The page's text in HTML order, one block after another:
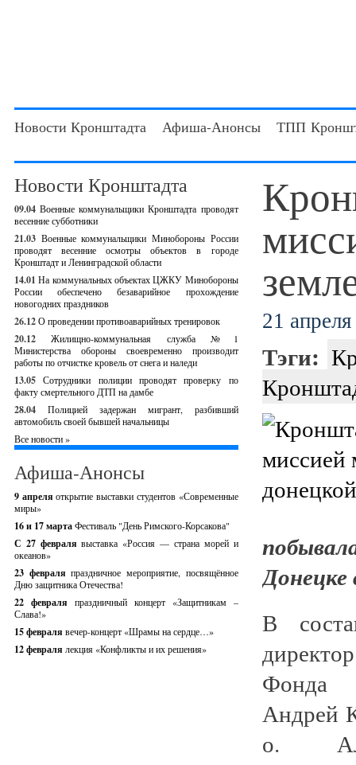
Новости Кронштадта Афиша-Анонсы ТПП
Новости Кронштадта
09.04 Военные коммунальщики Кронштадта проводят
весенние субботники
21.03 Военные коммунальщики Минобороны России
проводят весенние осмотры объектов в городе
Кронштадт и Ленинградской области
14.01 На коммунальных объектах ЦЖКУ Минобороны
России обеспечено безаварийное прохождение
новогодних праздников
26.12О проведении противоаварийных тренировок
20.12
Жилищно-коммунальная служба №1
Министерства обороны своевременно производит
работы по отчистке кровель от снега и наледи
13.05 Сотрудники полиции проводят проверку по
факту смертельного ДТП на дамбе
28.04
Полицией задержан мигрант, разбивший
автомобиль своей бывшей начальницы
Все новости »
Афиша-Анонсы
9 апреляоткрытие выставки студентов «Современные
миры»
16 и 17 мартаФестиваль "День Римского-Корсакова"
С 27 февралявыставка «Россия — страна морей и
океанов»
23 февраляпраздничное мероприятие, посвящённое
Дню защитника Отечества!
22 февраля праздничный концерт «Защитникам –
Слава!»
15 февраля вечер-концерт «Шрамы на сердце…»
12 февраля лекция «Конфликты и их решения»
21
Тэги:
Донецке
В
Фонда
Андрей
о.